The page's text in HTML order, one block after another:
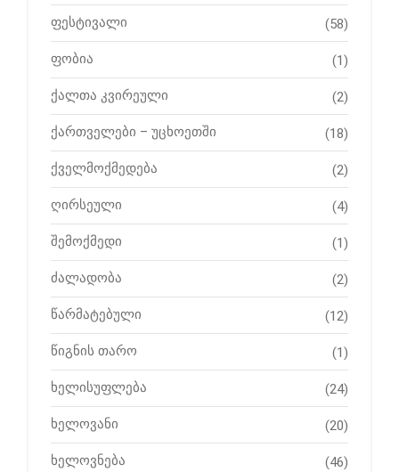
ფესტივალი (58)
ფობია (1)
ქალთა კვირეული (2)
ქართველები – უცხოეთში (18)
ქველმოქმედება (2)
ღირსეული (4)
შემოქმედი (1)
ძალადობა (2)
წარმატებული (12)
წიგნის თარო (1)
ხელისუფლება (24)
ხელოვანი (20)
ხელოვნება (46)